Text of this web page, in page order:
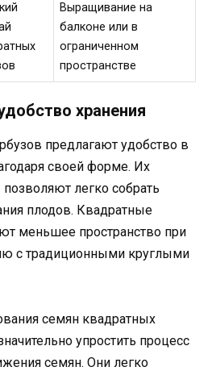
Выращивание на
балконе или в
ограниченном
пространстве
хранения
предлагают удобство в
своей форме. Их
легко собрать
плодов. Квадратные
меньшее пространство при
с традиционными круглыми
семян квадратных
упростить процесс
семян. Они легко